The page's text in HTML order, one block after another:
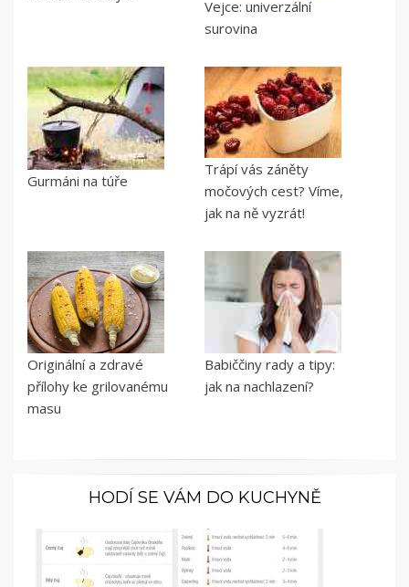
Vejce: univerzální
surovina
Gurmáni na túře
Trápí vás záněty
močových cest? Víme,
jak na ně vyzrát!
Originální a zdravé
přílohy ke grilovanému
masu
Babiččiny rady a tipy:
jak na nachlazení?
HODÍ SE VÁM DO KUCHYNĚ